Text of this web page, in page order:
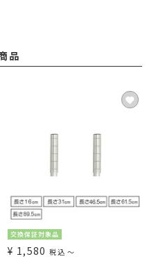
品
交換保証対象品
¥ 1,580 税込 〜